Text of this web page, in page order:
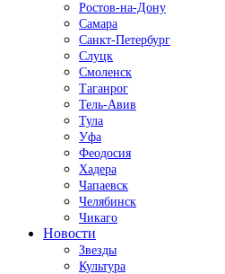
Ростов-на-Дону
Самара
Санкт-Петербург
Слуцк
Смоленск
Таганрог
Тель-Авив
Тула
Уфа
Феодосия
Хадера
Чапаевск
Челябинск
Чикаго
Новости
Звезды
Культура